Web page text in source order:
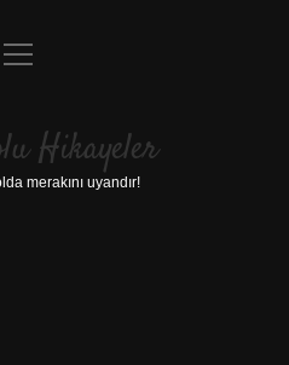
Uyarı
menüyü
Hikayeler
merakını uyandır!